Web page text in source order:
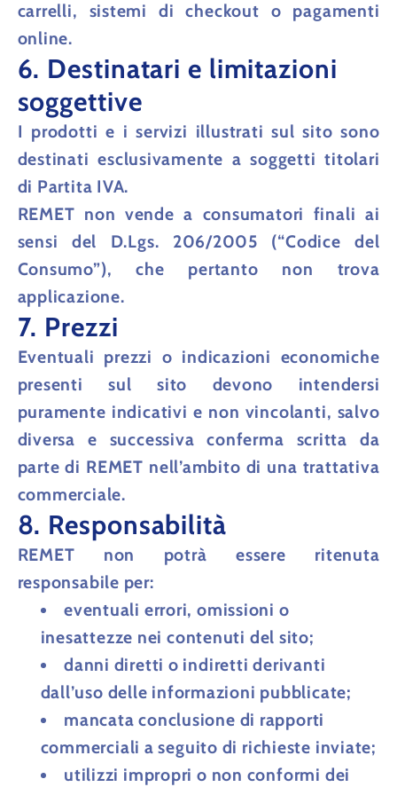
carrelli, sistemi di checkout o pagamenti
online.
6. Destinatari e limitazioni
soggettive
I prodotti e i servizi illustrati sul sito sono
destinatiesclusivamente a soggetti titolari
di Partita IVA.
REMET non vende a consumatori finali ai
sensi del D.Lgs. 206/2005 (“Codice del
Consumo”), che pertanto non trova
applicazione.
7. Prezzi
Eventuali prezzi o indicazioni economiche
presenti sul sito devono intendersi
puramente indicativi e non vincolanti, salvo
diversa e successiva conferma scritta da
parte di REMET nell’ambito di una trattativa
commerciale.
8. Responsabilità
REMET non potrà essere ritenuta
responsabile per:
eventuali errori, omissioni o
inesattezze nei contenuti del sito;
danni diretti o indiretti derivanti
dall’uso delle informazioni pubblicate;
mancata conclusione di rapporti
commerciali a seguito di richieste inviate;
utilizzi impropri o non conformi dei